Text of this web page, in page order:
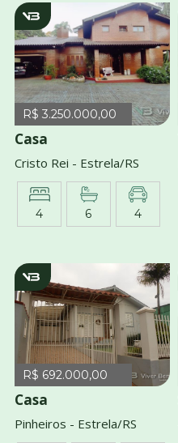
v1800
R$ 3.250.000,00
Casa
Cristo Rei - Estrela/RS
4 6 4
v760
R$ 692.000,00
Casa
Pinheiros - Estrela/RS